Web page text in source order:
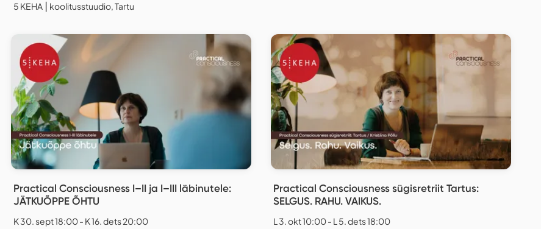
5 KEHA ⎮ koolitusstuudio, Tartu
Practical Consciousness I–II ja I–III läbinutele:
JÄTKUÕPPE ÕHTU
K 30. sept 18:00 - K 16. dets 20:00
Practical Consciousness sügisretriit Tartus:
SELGUS. RAHU. VAIKUS.
L 3. okt 10:00 - L 5. dets 18:00